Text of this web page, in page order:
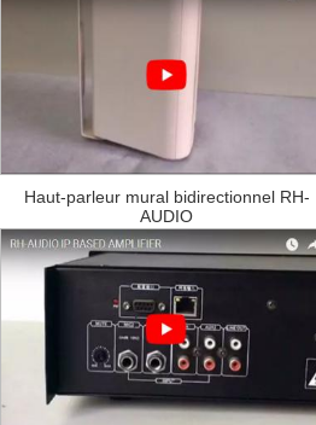
Haut-parleur mural bidirectionnel RH-
AUDIO